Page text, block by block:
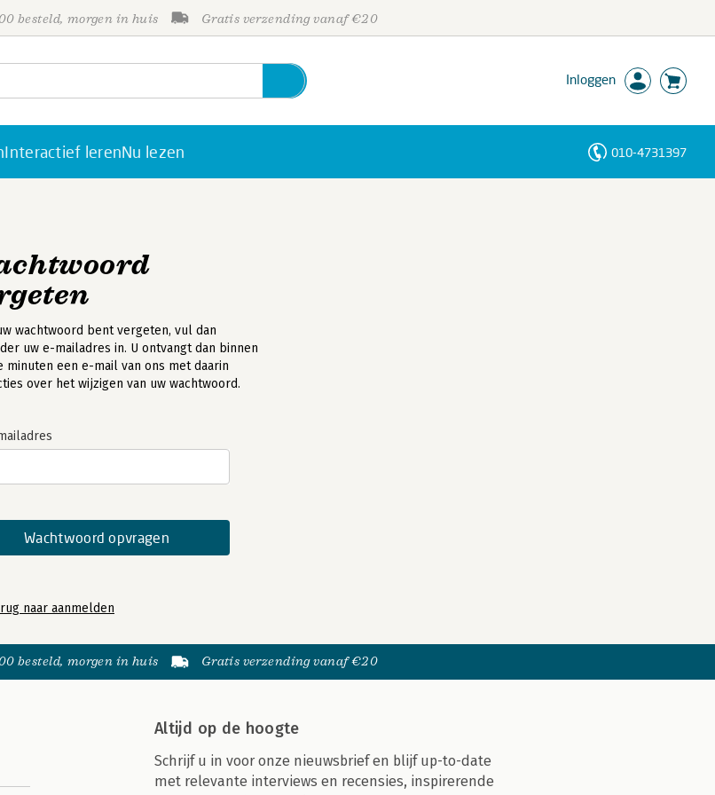
besteld, morgen in huis Gratis verzending vanaf €20
Inloggen
Interactief lerenNu lezen 010-4731397
wachtwoord bent vergeten, vul dan
uw e-mailadres in. U ontvangt dan binnen
minuten een e-mail van ons met daarin
over het wijzigen van uw wachtwoord.
naar aanmelden
besteld, morgen in huis Gratis verzending vanaf €20
Altijd op de hoogte
Schrijf u in voor onze nieuwsbrief en blijf up-to-date
met relevante interviews en recensies, inspirerende
Personen